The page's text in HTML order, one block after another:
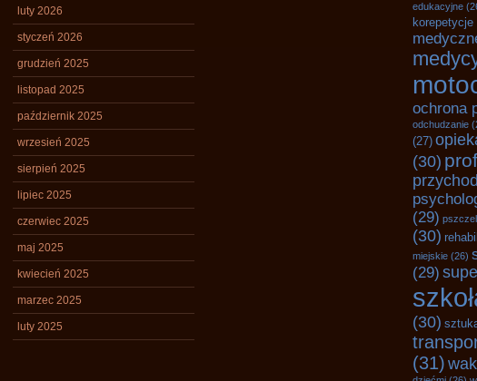
luty 2026
styczeń 2026
grudzień 2025
listopad 2025
październik 2025
wrzesień 2025
sierpień 2025
lipiec 2025
czerwiec 2025
maj 2025
kwiecień 2025
marzec 2025
luty 2025
edukacyjne
korepetycje
ochrona
odchudzanie
(27)
(30)
(29)
(30)
miejskie (26)
(29)
(30)
(31)